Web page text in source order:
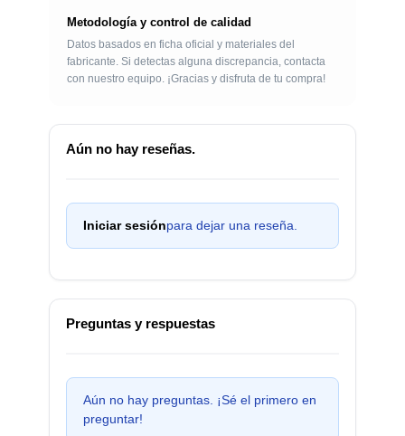
Metodología y control de calidad
Datos basados en ficha oficial y materiales del
fabricante. Si detectas alguna discrepancia, contacta
con nuestro equipo. ¡Gracias y disfruta de tu compra!
Aún no hay reseñas.
Iniciar sesiónpara dejar una reseña.
Preguntas y respuestas
Aún no hay preguntas. ¡Sé el primero en
preguntar!